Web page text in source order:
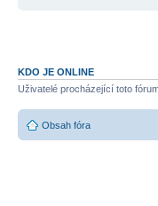
KDO JE ONLINE
Uživatelé procházející toto
Obsah fóra